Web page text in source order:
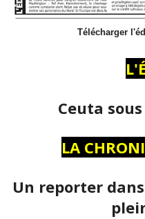
Télécharger
Ceuta
LA
Un reporter